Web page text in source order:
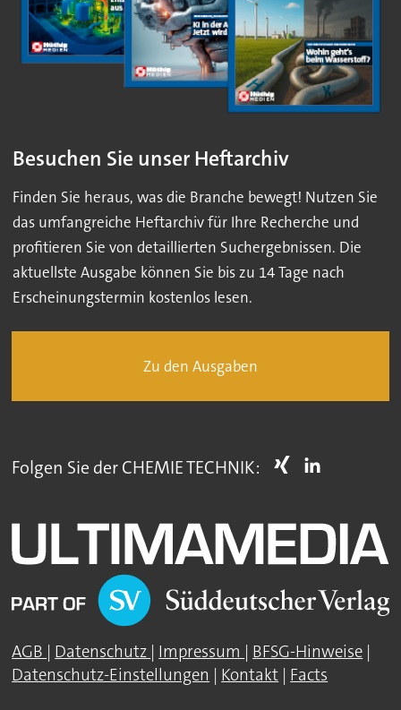
Besuchen Sie unser Heftarchiv
Finden Sie heraus, was die Branche bewegt! Nutzen Sie
das umfangreiche Heftarchiv für Ihre Recherche und
profitieren Sie von detaillierten Suchergebnissen. Die
aktuellste Ausgabe können Sie bis zu 14 Tage nach
Erscheinungstermin kostenlos lesen.
Zu den Ausgaben
Folgen Sie der CHEMIE TECHNIK:
AGB | Datenschutz | Impressum | BFSG-Hinweise |
Datenschutz-Einstellungen | Kontakt | Facts